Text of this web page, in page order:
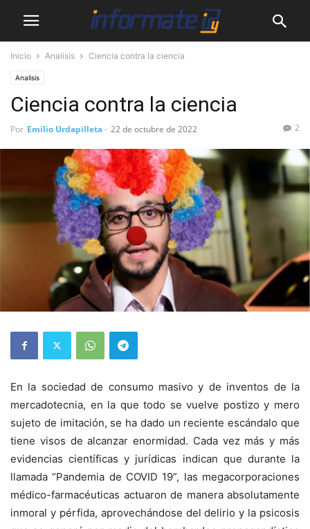
Inicio Analisis Ciencia contra la ciencia
Analisis
Ciencia contra la ciencia
Por Emilio Urdapilleta- 22 de octubre de 2022 2
En la sociedad de consumo masivo y de inventos de la
mercadotecnia, en la que todo se vuelve postizo y mero
sujeto de imitación, se ha dado un reciente escándalo que
tiene visos de alcanzar enormidad. Cada vez más y más
evidencias científicas y jurídicas indican que durante la
llamada “Pandemia de COVID 19”, las megacorporaciones
médico-farmacéuticas actuaron de manera absolutamente
inmoral y pérfida, aprovechándose del delirio y la psicosis